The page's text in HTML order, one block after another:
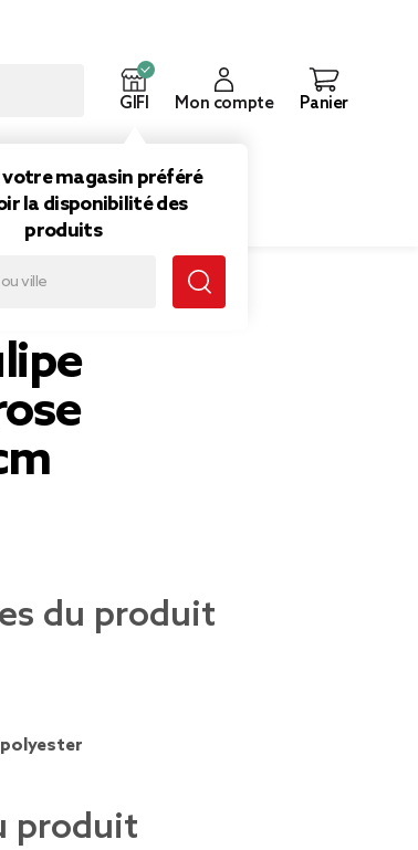
GIFI
votre magasin préféré
la disponibilité des
produits
Mon compte Panier
du produit
produit